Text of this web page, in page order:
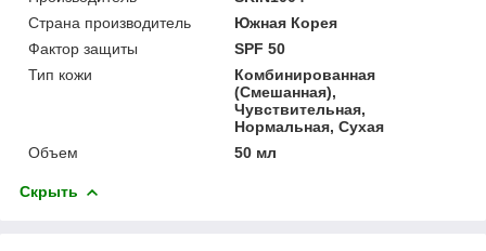
Страна производитель
Южная Корея
Фактор защиты
SPF 50
Тип кожи
Комбинированная
(Смешанная),
Чувствительная,
Нормальная, Сухая
Объем
50 мл
Скрыть